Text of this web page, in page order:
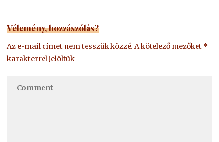
Vélemény, hozzászólás?
Az e-mail címet nem tesszük közzé. A kötelező mezőket *
karakterrel jelöltük